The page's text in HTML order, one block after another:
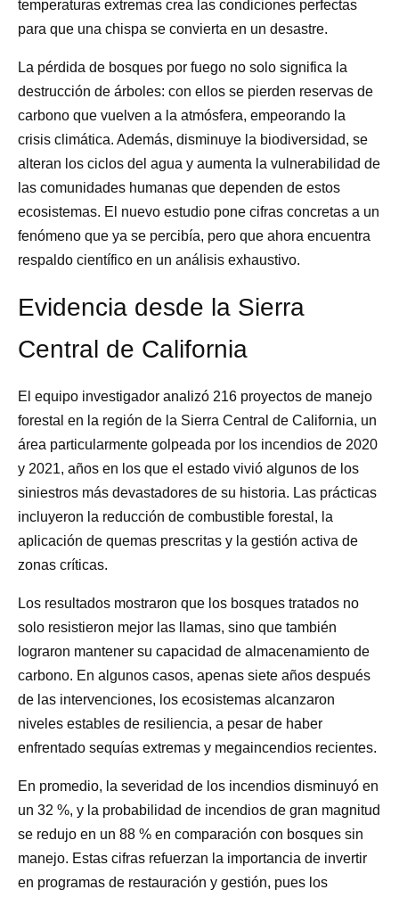
temperaturas extremas crea las condiciones perfectas
para que una chispa se convierta en un desastre.
La pérdida de bosques por fuego no solo significa la
destrucción de árboles: con ellos se pierden reservas de
carbono que vuelven a la atmósfera, empeorando la
crisis climática. Además, disminuye la biodiversidad, se
alteran los ciclos del agua y aumenta la vulnerabilidad de
las comunidades humanas que dependen de estos
ecosistemas. El nuevo estudio pone cifras concretas a un
fenómeno que ya se percibía, pero que ahora encuentra
respaldo científico en un análisis exhaustivo.
Evidencia desde la Sierra
Central de California
El equipo investigador analizó 216 proyectos de manejo
forestal en la región de la Sierra Central de California, un
área particularmente golpeada por los incendios de 2020
y 2021, años en los que el estado vivió algunos de los
siniestros más devastadores de su historia. Las prácticas
incluyeron la reducción de combustible forestal, la
aplicación de quemas prescritas y la gestión activa de
zonas críticas.
Los resultados mostraron que los bosques tratados no
solo resistieron mejor las llamas, sino que también
lograron mantener su capacidad de almacenamiento de
carbono. En algunos casos, apenas siete años después
de las intervenciones, los ecosistemas alcanzaron
niveles estables de resiliencia, a pesar de haber
enfrentado sequías extremas y megaincendios recientes.
En promedio, la severidad de los incendios disminuyó en
un 32 %, y la probabilidad de incendios de gran magnitud
se redujo en un 88 % en comparación con bosques sin
manejo. Estas cifras refuerzan la importancia de invertir
en programas de restauración y gestión, pues los